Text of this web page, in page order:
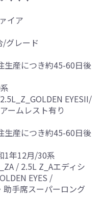
イア
グレード
産につき約45-60日後
EYESII/
ームレスト有り
産につき約45-60日後
1年12月/30系
/ 2.5L Z_Aエディシ
EYES /
手席スーパーロング